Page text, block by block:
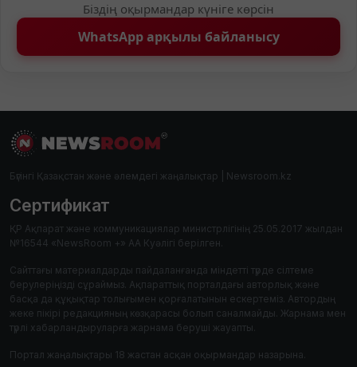
Біздің оқырмандар күніге көрсін
WhatsApp арқылы байланысу
Бүгінгі Қазақстан және әлемдегі жаңалықтар | Newsroom.kz
Сертификат
ҚР Ақпарат және коммуникациялар министрлігінің 25.05.2017 жылдан
№16544 «NewsRoom +» АА Куәлігі берілген.
Сайттағы материалдарды пайдаланғанда міндетті түрде сілтеме
берулеріңізді сұраймыз. Ақпараттық порталдағы авторлық және
басқа да құқықтар толығымен қорғалатынын ескертеміз. Автордың
жеке пікірі редакцияның көзқарасы болып саналмайды. Жарнама мен
түрлі хабарландыруларға жарнама беруші жауапты.
Портал жаңалықтары 18 жастан асқан оқырмандар назарына.